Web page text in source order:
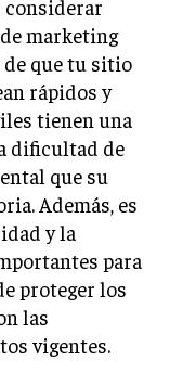
considerar
marketing
de que tu sitio
rápidos y
tienen una
dificultad de
que su
Además, es
y la
para
proteger los
las
vigentes.